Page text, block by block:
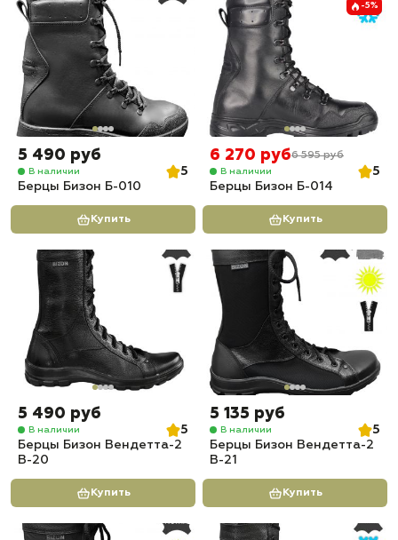
5 490 руб
В наличии
5
Берцы Бизон Б-010
Купить
-5%
6 270 руб6 595 руб
В наличии
5
Берцы Бизон Б-014
Купить
5 490 руб
В наличии
5
Берцы Бизон Вендетта-2
В-20
Купить
5 135 руб
В наличии
5
Берцы Бизон Вендетта-2
В-21
Купить